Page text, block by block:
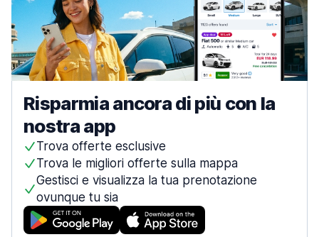
Risparmia ancora di più con la
nostra app
Trova offerte esclusive
Trova le migliori offerte sulla mappa
Gestisci e visualizza la tua prenotazione
ovunque tu sia